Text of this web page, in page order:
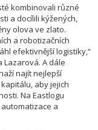
kombinovali různé
a docílili kýžených,
olova ve zlato.
a robotizačních
efektivnější logistiky,“
Lazarová. A dále
najít nejlepší
aby jejich
Na Eastlogu
a